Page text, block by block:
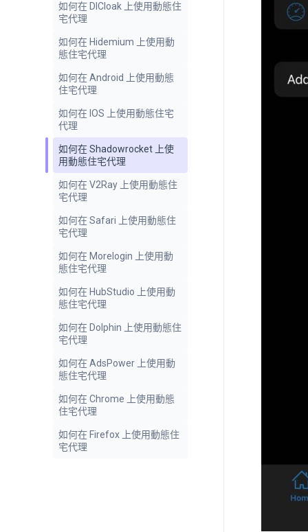
如何在 DICloak 上使用動態住
宅代理
如何在 Hidemium 上使用動
態住宅代理
如何在 Android 上使用動態
住宅代理
如何在 IOS 上使用動態住宅
代理
如何在 Shadowrocket 上使
用動態住宅代理
如何在 V2Ray 上使用動態住
宅代理
如何在 Safari 上使用動態住
宅代理
如何在 Morelogin 上使用動
態住宅代理
如何在 HubStudio 上使用動
態住宅代理
如何在 Dolphin 上使用動態住
宅代理
如何在 AdsPower 上使用動
態住宅代理
如何在 Chrome 上使用動態
住宅代理
如何在 Firefox 上使用動態住
宅代理